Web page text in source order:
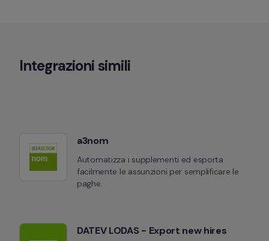
Integrazioni simili
a3nom
Automatizza i supplementi ed esporta
facilmente le assunzioni per semplificare le
paghe.
DATEV LODAS - Export new hires